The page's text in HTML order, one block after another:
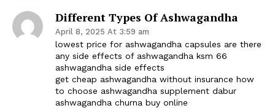
Different Types Of Ashwagandha
April 8, 2025 At 3:59 am
lowest price for ashwagandha capsules are there
any side effects of ashwagandha ksm 66
ashwagandha side effects
get cheap ashwagandha without insurance how
to choose ashwagandha supplement dabur
ashwagandha churna buy online